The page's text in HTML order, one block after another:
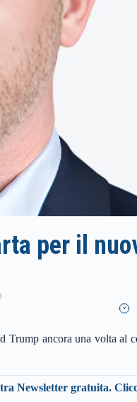
per il
Trump ancora una volta al
Newsletter gratuita.